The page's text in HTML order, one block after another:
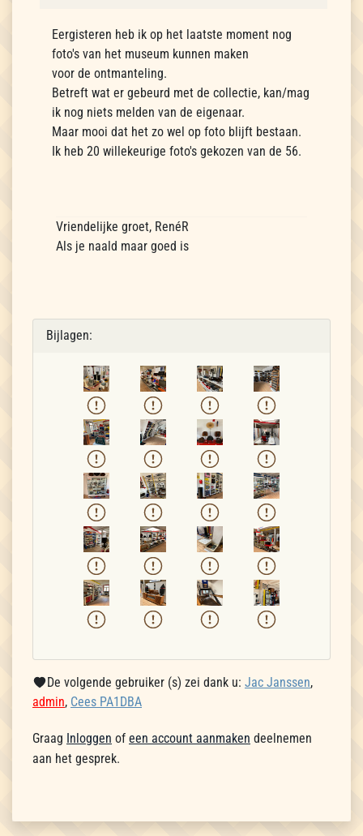
Eergisteren heb ik op het laatste moment nog
foto's van het museum kunnen maken
voor de ontmanteling.
Betreft wat er gebeurd met de collectie, kan/mag
ik nog niets melden van de eigenaar.
Maar mooi dat het zo wel op foto blijft bestaan.
Ik heb 20 willekeurige foto's gekozen van de 56.
Vriendelijke groet, RenéR
Als je naald maar goed is
Bijlagen:
De volgende gebruiker (s) zei dank u: Jac Janssen,
admin, Cees PA1DBA
Graag Inloggen of een account aanmaken deelnemen
aan het gesprek.